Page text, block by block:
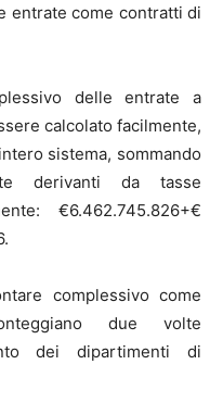
entrate come contratti di
delle entrate a
calcolato facilmente,
sistema, sommando
derivanti da tasse
€6.462.745.826+€
complessivo come
due volte
dei dipartimenti di